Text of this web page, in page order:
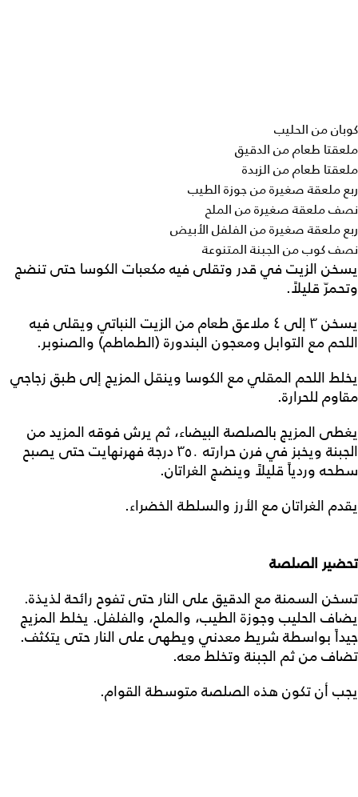
كوبان من الحليب
ملعقتا طعام من الدقيق
ملعقتا طعام من الزبدة
ربع ملعقة صغيرة من جوزة الطيب
نصف ملعقة صغيرة من الملح
ربع ملعقة صغيرة من الفلفل الأبيض
نصف كوب من الجبنة المتنوعة
يسخن الزيت في قدر وتقلى فيه مكعبات الكوسا حتى تنضج
وتحمرّ قليلاً.
يسخن ٣ إلى ٤ ملاعق طعام من الزيت النباتي ويقلى فيه
اللحم مع التوابل ومعجون البندورة (الطماطم) والصنوبر.
يخلط اللحم المقلي مع الكوسا وينقل المزيج إلى طبق زجاجي
مقاوم للحرارة.
يغطى المزيج بالصلصة البيضاء، ثم يرش فوقه المزيد من
الجبنة ويخبز في فرن حرارته ٣٥٠ درجة فهرنهايت حتى يصبح
سطحه وردياً قليلاً وينضج الغراتان.
يقدم الغراتان مع الأرز والسلطة الخضراء.
تحضير الصلصة
تسخن السمنة مع الدقيق على النار حتى تفوح رائحة لذيذة.
يضاف الحليب وجوزة الطيب، والملح، والفلفل. يخلط المزيج
جيداً بواسطة شريط معدني ويطهى على النار حتى يتكثف.
تضاف من ثم الجبنة وتخلط معه.
يجب أن تكون هذه الصلصة متوسطة القوام.